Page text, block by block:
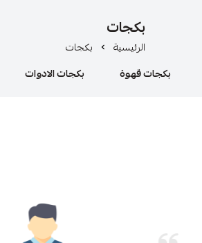
بكجات
الرئيسية
بكجات
بكجات قهوة
بكجات الادوات